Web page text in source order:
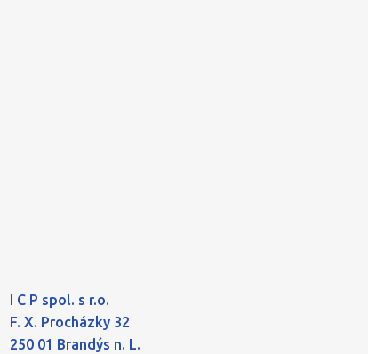
I C P spol. s r.o.
F. X. Procházky 32
250 01 Brandýs n. L.